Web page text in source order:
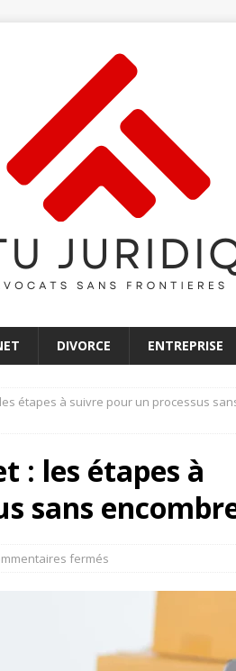
DIVORCE ENTREPRISE
étapes à suivre pour un processus
: les étapes à
sans
fermés